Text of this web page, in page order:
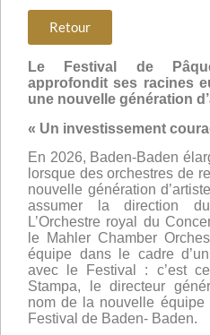
Retour
Le Festival de
approfondit ses racines
une nouvelle génération
« Un investissement
En 2026, Baden-Baden
lorsque des orchestres de
nouvelle génération
assumer la direction
L’Orchestre royal du
le Mahler Chamber
équipe dans le cadre
avec le Festival : c’est
Stampa, le directeur
nom de la nouvelle équipe
Festival de Baden- Baden.